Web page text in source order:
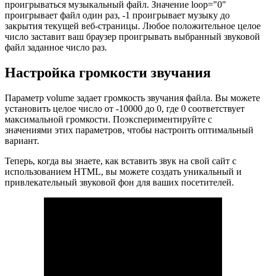
проигрываться музыкальный файл. Значение loop="0"
проигрывает файл один раз, -1 проигрывает музыку до
закрытия текущей веб-страницы. Любое положительное целое
число заставит ваш браузер проигрывать выбранный звуковой
файл заданное число раз.
Настройка громкости звучания
Параметр volume задает громкость звучания файла. Вы можете
установить целое число от -10000 до 0, где 0 соответствует
максимальной громкости. Поэкспериментируйте с
значениями этих параметров, чтобы настроить оптимальный
вариант.
Теперь, когда вы знаете, как вставить звук на свой сайт с
использованием HTML, вы можете создать уникальный и
привлекательный звуковой фон для ваших посетителей.